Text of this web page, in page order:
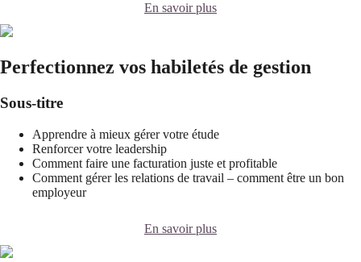
En savoir plus
Perfectionnez vos habiletés de gestion
Sous-titre
Apprendre à mieux gérer votre étude
Renforcer votre leadership
Comment faire une facturation juste et profitable
Comment gérer les relations de travail – comment être un bon
employeur
En savoir plus